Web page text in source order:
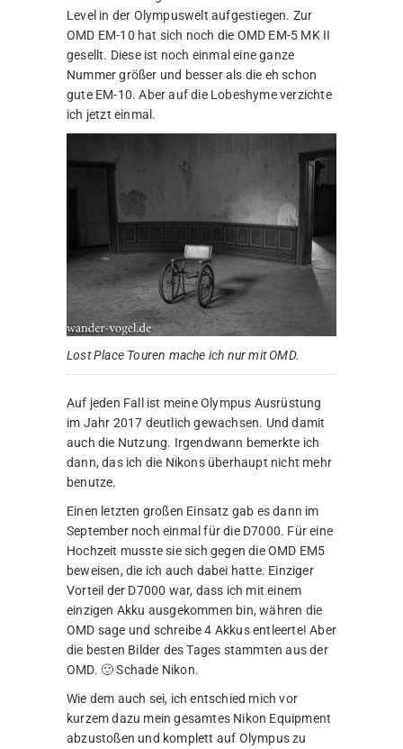
Level in der Olympuswelt aufgestiegen. Zur
OMD EM-10 hat sich noch die OMD EM-5 MK II
gesellt. Diese ist noch einmal eine ganze
Nummer größer und besser als die eh schon
gute EM-10. Aber auf die Lobeshyme verzichte
ich jetzt einmal.
Lost Place Touren mache ich nur mit OMD.
Auf jeden Fall ist meine Olympus Ausrüstung
im Jahr 2017 deutlich gewachsen. Und damit
auch die Nutzung. Irgendwann bemerkte ich
dann, das ich die Nikons überhaupt nicht mehr
benutze.
Einen letzten großen Einsatz gab es dann im
September noch einmal für die D7000. Für eine
Hochzeit musste sie sich gegen die OMD EM5
beweisen, die ich auch dabei hatte. Einziger
Vorteil der D7000 war, dass ich mit einem
einzigen Akku ausgekommen bin, währen die
OMD sage und schreibe 4 Akkus entleerte! Aber
die besten Bilder des Tages stammten aus der
OMD. 🙂 Schade Nikon.
Wie dem auch sei, ich entschied mich vor
kurzem dazu mein gesamtes Nikon Equipment
abzustoßen und komplett auf Olympus zu